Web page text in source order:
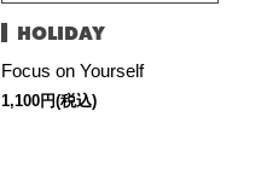
HOLIDAY
Focus on Yourself
1,100円(税込)